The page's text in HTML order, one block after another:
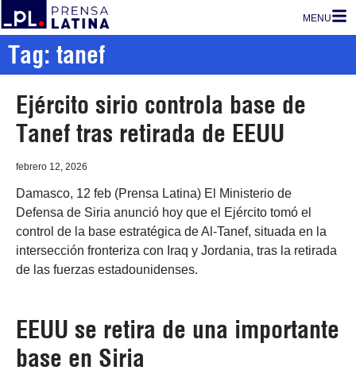
MENU
Tag: tanef
Ejército sirio controla base de
Tanef tras retirada de EEUU
febrero 12, 2026
Damasco, 12 feb (Prensa Latina) El Ministerio de
Defensa de Siria anunció hoy que el Ejército tomó el
control de la base estratégica de Al-Tanef, situada en la
intersección fronteriza con Iraq y Jordania, tras la retirada
de las fuerzas estadounidenses.
EEUU se retira de una importante
base en Siria